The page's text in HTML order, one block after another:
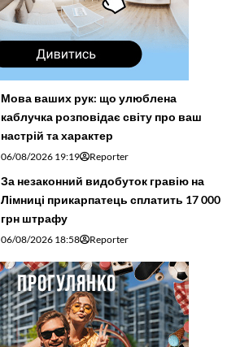
Мова ваших рук: що улюблена
каблучка розповідає світу про ваш
настрій та характер
06/08/2026 19:19 Reporter
За незаконний видобуток гравію на
Лімниці прикарпатець сплатить 17 000
грн штрафу
06/08/2026 18:58 Reporter